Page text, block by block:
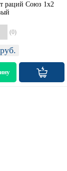
раций Союз 1х2
(0)
руб.